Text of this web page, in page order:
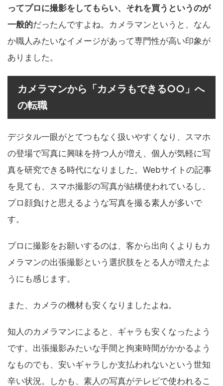
ってプロに撮影をしてもらい、それを買うというのが
一般的だったんですよね。カメラマンというと、なん
か職人みたいなイメージがあって専門性が高い印象が
ありました。
カメラマンから「カメラもできる○○」へ
の転職
デジタル一眼がとてつもなく扱いやすくなり、スマホ
の登場で写真に興味を持つ人が増え、個人が気軽に写
真を研究できる時代になりました。Webサイトの記事
を見ても、スマホ撮影の写真が結構使われているし、
プロ顔負けと思えるような写真を撮る素人が多いで
す。
プロに撮影をお願いするのは、客から出向くよりもカ
メラマンの出張撮影という選択肢をとる人が増えたよ
うにも感じます。
また、カメラの機材も安くなりましたよね。
知人のカメラマンによると、ギャラも安くなったよう
です。出張撮影みたいな手間と拘束時間がかかるよう
なものでも、安いギャラしか支払われないという世知
辛い状況。しかも、素人の写真がテレビで使われるこ